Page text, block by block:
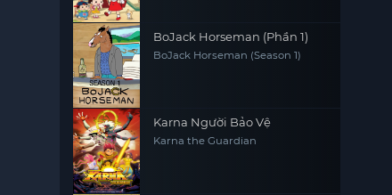
BoJack Horseman (Phần 1)
BoJack Horseman (Season 1)
Karna Người Bảo Vệ
Karna the Guardian